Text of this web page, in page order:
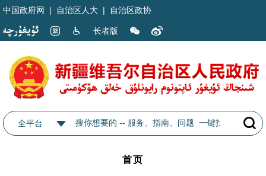
中国政府网 | 自治区人大 | 自治区政协
长者版
全平台
首页